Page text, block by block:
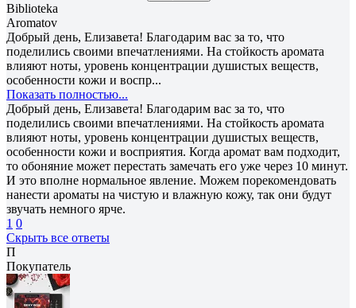
Biblioteka
Aromatov
Добрый день, Елизавета! Благодарим вас за то, что
поделились своими впечатлениями. На стойкость аромата
влияют ноты, уровень концентрации душистых веществ,
особенности кожи и воспр...
Показать полностью...
Добрый день, Елизавета! Благодарим вас за то, что
поделились своими впечатлениями. На стойкость аромата
влияют ноты, уровень концентрации душистых веществ,
особенности кожи и восприятия. Когда аромат вам подходит,
то обоняние может перестать замечать его уже через 10 минут.
И это вполне нормальное явление. Можем порекомендовать
нанести ароматы на чистую и влажную кожу, так они будут
звучать немного ярче.
1 0
Скрыть все ответы
П
Покупатель